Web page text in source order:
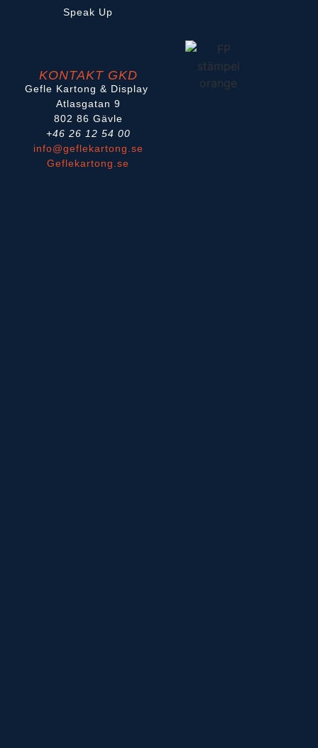
Speak Up
KONTAKT GKD
Gefle Kartong & Display
Atlasgatan 9
802 86 Gävle
+46 26 12 54 00
info@geflekartong.se
Geflekartong.se